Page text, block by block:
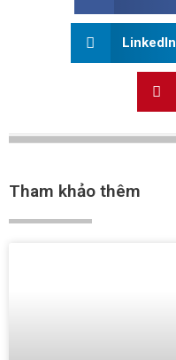
LinkedIn
Tham khảo thêm